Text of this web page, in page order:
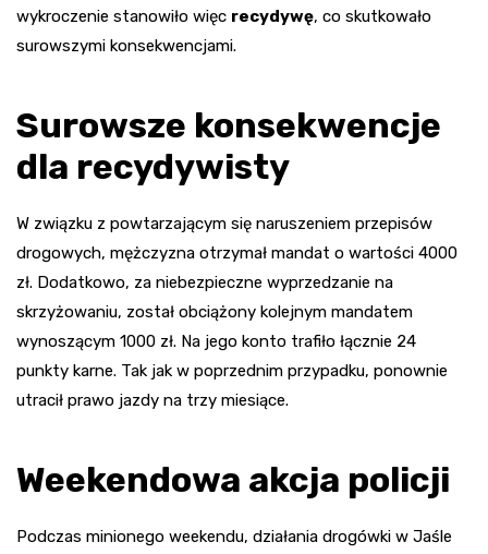
wykroczenie stanowiło więc recydywę, co skutkowało
surowszymi konsekwencjami.
Surowsze konsekwencje
dla recydywisty
W związku z powtarzającym się naruszeniem przepisów
drogowych, mężczyzna otrzymał mandat o wartości 4000
zł. Dodatkowo, za niebezpieczne wyprzedzanie na
skrzyżowaniu, został obciążony kolejnym mandatem
wynoszącym 1000 zł. Na jego konto trafiło łącznie 24
punkty karne. Tak jak w poprzednim przypadku, ponownie
utracił prawo jazdy na trzy miesiące.
Weekendowa akcja policji
Podczas minionego weekendu, działania drogówki w Jaśle